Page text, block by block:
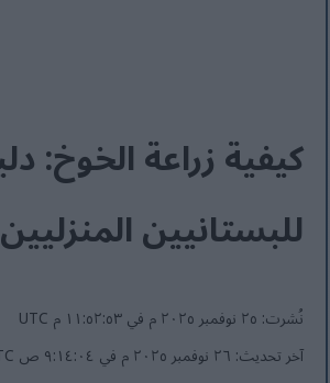
كيفية زراعة الخوخ:
للبستانيين المنزليين
نُشرت: ٢٥ نوفمبر ٢٠٢٥ م في ١١:٥٢:٥٣ م UTC
آخر تحديث: ٢٦ نوفمبر ٢٠٢٥ م في ٩:١٤:٠٤ ص UTC